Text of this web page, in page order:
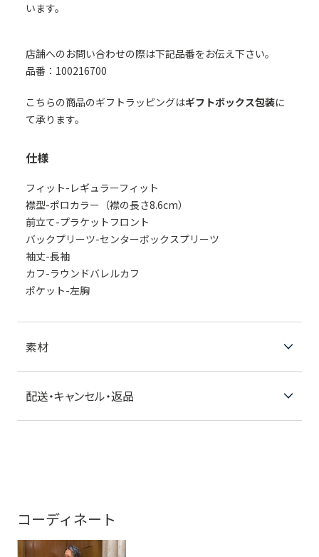
います。
店舗へのお問い合わせの際は下記品番をお伝え下さい。
品番：100216700
こちらの商品のギフトラッピングはギフトボックス包装に
て承ります。
仕様
フィット-レギュラーフィット
襟型-ポロカラー（襟の長さ8.6cm）
前立て-プラケットフロント
バックプリーツ-センターボックスプリーツ
袖丈-長袖
カフ-ラウンドバレルカフ
ポケット-左胸
素材
配送・キャンセル・返品
コーディネート